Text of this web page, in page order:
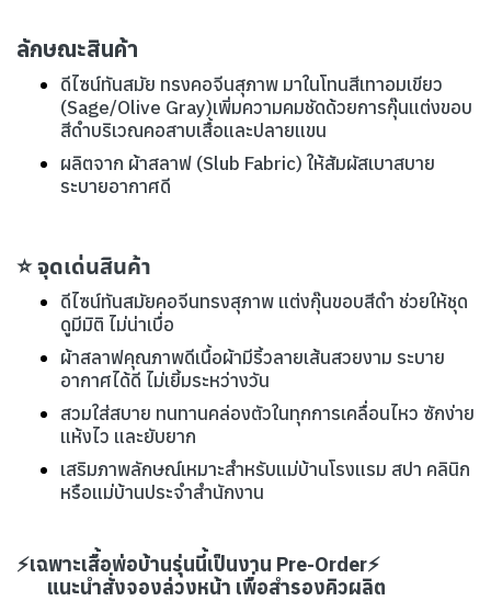
ลักษณะสินค้า
ดีไซน์ทันสมัย ทรงคอจีนสุภาพ มาในโทนสีเทาอมเขียว
(Sage/Olive Gray)เพิ่มความคมชัดด้วยการกุ๊นแต่งขอบ
สีดำบริเวณคอสาบเสื้อและปลายแขน
ผลิตจาก ผ้าสลาฟ (Slub Fabric) ให้สัมผัสเบาสบาย
ระบายอากาศดี
⭐จุดเด่นสินค้า
ดีไซน์ทันสมัยคอจีนทรงสุภาพ แต่งกุ๊นขอบสีดำ ช่วยให้ชุด
ดูมีมิติ ไม่น่าเบื่อ
ผ้าสลาฟคุณภาพดีเนื้อผ้ามีริ้วลายเส้นสวยงาม ระบาย
อากาศได้ดี ไม่เยิ้มระหว่างวัน
สวมใส่สบาย ทนทานคล่องตัวในทุกการเคลื่อนไหว ซักง่าย
แห้งไว และยับยาก
เสริมภาพลักษณ์เหมาะสำหรับแม่บ้านโรงแรม สปา คลินิก
หรือแม่บ้านประจำสำนักงาน
⚡เฉพาะเสื้อพ่อบ้านรุ่นนี้เป็นงาน Pre-Order⚡
แนะนำสั่งจองล่วงหน้า เพื่อสำรองคิวผลิต